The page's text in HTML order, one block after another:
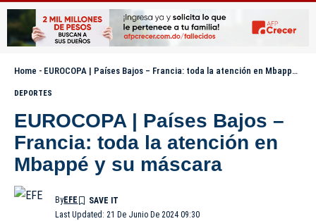
Home - EUROCOPA | Países Bajos – Francia: toda la atención en Mbappé y su máscara
DEPORTES
EUROCOPA | Países Bajos –
Francia: toda la atención en
Mbappé y su máscara
Last Updated: 21 De Junio De 2024 09:30
ByEFE